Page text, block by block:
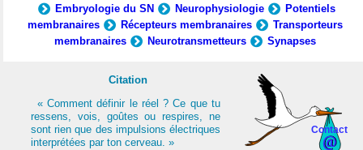
Embryologie du SN
Neurophysiologie
Potentiels
membranaires
Récepteurs membranaires
Transporteurs
membranaires
Neurotransmetteurs Synapses
Contact
Citation
« Comment définir le réel ? Ce que tu
ressens, vois, goûtes ou respires, ne
sont rien que des impulsions électriques
interprétées par ton cerveau. »